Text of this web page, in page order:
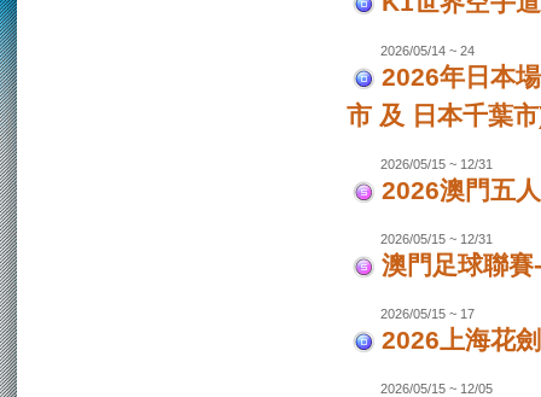
2026/05/14 ~ 24
2026年日本
市 及 日本千葉
2026/05/15 ~ 12/31
2026澳門五
2026/05/15 ~ 12/31
澳門足球聯
2026/05/15 ~ 17
2026上海花
2026/05/15 ~ 12/05